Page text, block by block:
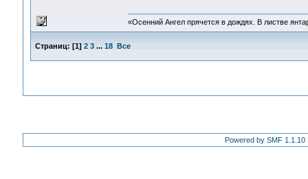
«Осенний Ангел прячется в дождях. В листве
Страниц: [1] 2 3 ... 18 Все
Powered by SMF 1.1.10